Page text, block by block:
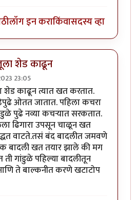
लॉग इन कराकिंवासदस्य व्हा
शेड काढून
23:05
शेड काढून त्यात खत करतात.
ओतत जातात. पहिला कचरा
पुढे नव्या कचऱ्यात सरकतात.
ढिगारा उपसून चाळून खत
वाटते.तसं बंद बादलीत जमवणे
बादली खत तयार झाले की मग
ती गांडुळे पहिल्या बादलीतून
ते बाल्कनीत करणे खटाटोप